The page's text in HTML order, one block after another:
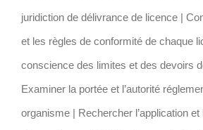
juridiction de délivrance de licence |
et les règles de conformité de chaque
conscience des limites et des devoirs
Examiner la portée et l’autorité
organisme | Rechercher l’application